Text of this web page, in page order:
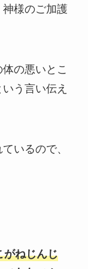
様のご加護
の悪いとこ
う言い伝え
いるので、
がねじんじ